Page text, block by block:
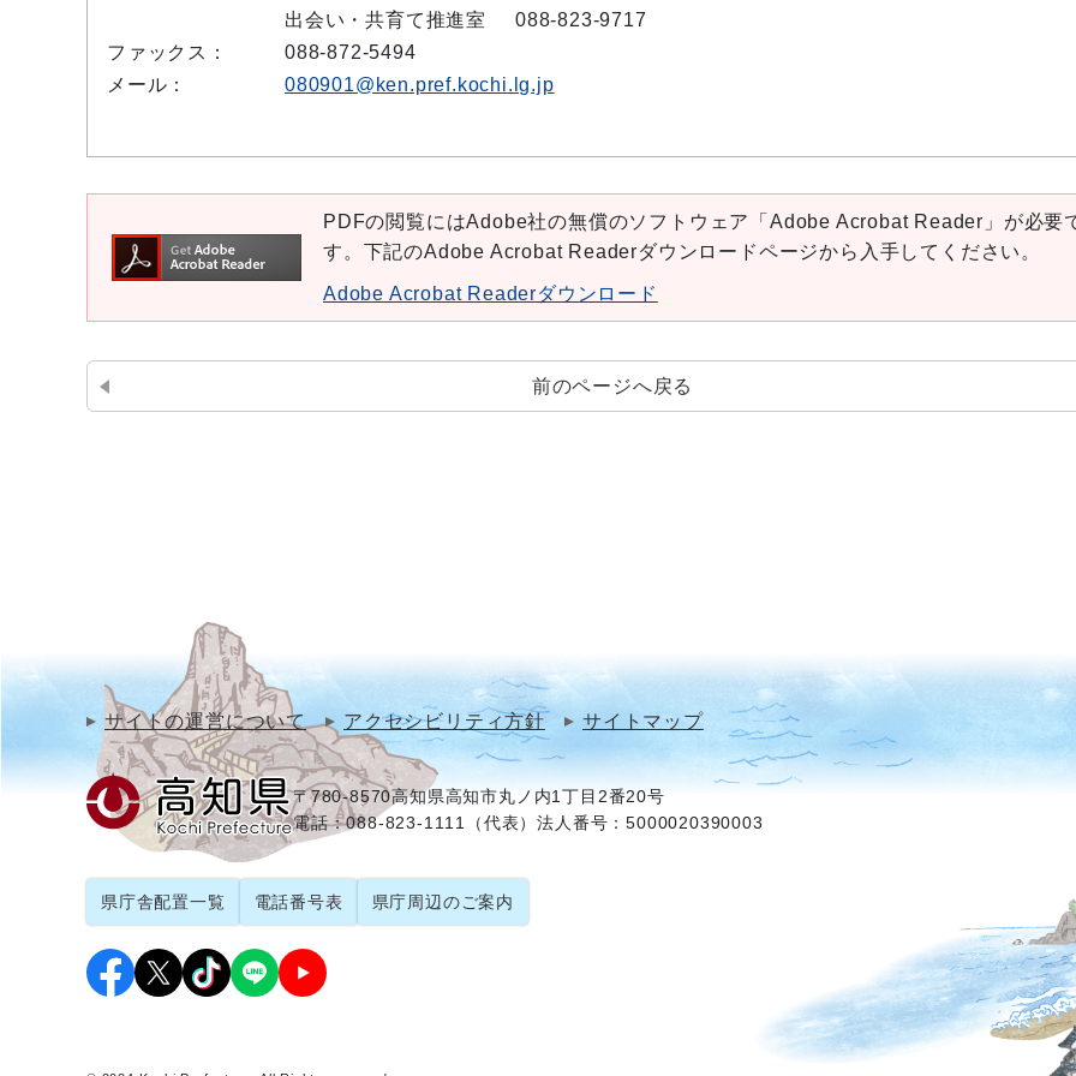
出会い・共育て推進室
088-823-9717
ファックス：
088-872-5494
メール：
080901@ken.pref.kochi.lg.jp
PDFの閲覧にはAdobe社の無償のソフトウェア「Adobe Acrobat Reader」が必要
す。下記のAdobe Acrobat Readerダウンロードページから入手してください。
Adobe Acrobat Readerダウンロード
前のページへ戻る
サイトの運営について アクセシビリティ方針 サイトマップ
〒780-8570高知県高知市丸ノ内1丁目2番20号
電話：088-823-1111（代表）法人番号：5000020390003
県庁舎配置一覧 電話番号表 県庁周辺のご案内